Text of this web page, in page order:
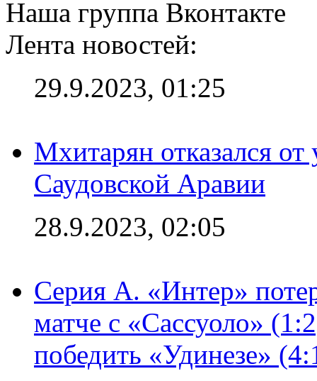
Наша группа Вконтакте
Лента новостей:
29.9.2023, 01:25
Мхитарян отказался от
Саудовской Аравии
28.9.2023, 02:05
Серия А. «Интер»
матче с «Сассуоло»
победить «Удинезе»